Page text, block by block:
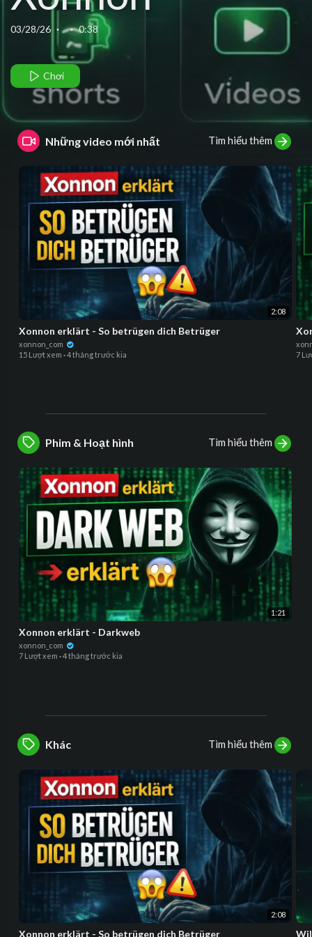
(English)
03/28/26 · · 0:38
Chơi
Những video mới nhất Tìm hiểu thêm
2:08
Xonnon erklärt - So betrügen dich Betrüger
xonnon_com
15 Lượt xem ·4 tháng trước kia
7
Phim & Hoạt hình Tìm hiểu thêm
1:21
Xonnon erklärt - Darkweb
xonnon_com
7 Lượt xem ·4 tháng trước kia
Khác Tìm hiểu thêm
2:08
Xonnon erklärt - So betrügen dich Betrüger